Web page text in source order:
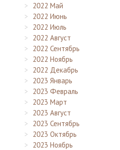
2022 Май
2022 Июнь
2022 Июль
2022 Август
2022 Сентябрь
2022 Ноябрь
2022 Декабрь
2023 Январь
2023 Февраль
2023 Март
2023 Август
2023 Сентябрь
2023 Октябрь
2023 Ноябрь